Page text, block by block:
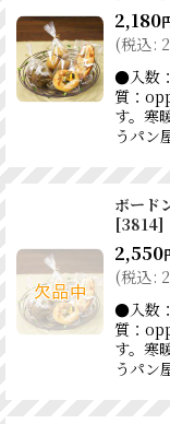
2,180
(税込:
●入数
質：
す。寒
うパン
ボー
[3814]
2,550
(税込:
●入数
質：
す。寒
うパン